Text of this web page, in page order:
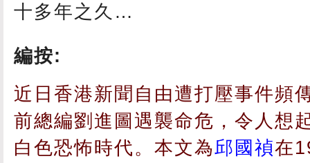
十多年之久…
編按:
近日香港新聞自由遭打壓事件頻
前總編劉進圖遇襲命危，令人想
白色恐怖時代。本文為邱國禎在